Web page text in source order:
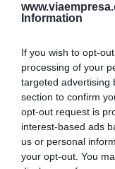
Information
If you wish to opt-
processing of your
targeted advertising
section to confirm
opt-out request is
interest-based ads
us or personal
your opt-out. You